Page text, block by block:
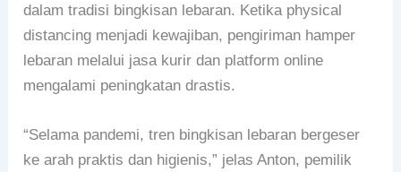
dalam tradisi bingkisan lebaran. Ketika physical
distancing menjadi kewajiban, pengiriman hamper
lebaran melalui jasa kurir dan platform online
mengalami peningkatan drastis.
“Selama pandemi, tren bingkisan lebaran bergeser
ke arah praktis dan higienis,” jelas Anton, pemilik